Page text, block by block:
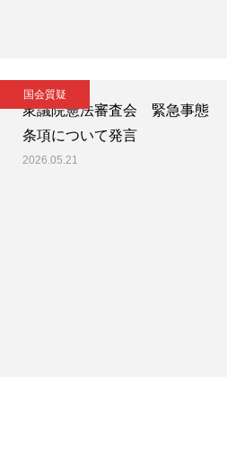
国会質疑
衆議院憲法審査会 緊急事態
条項について発言
2026.05.21